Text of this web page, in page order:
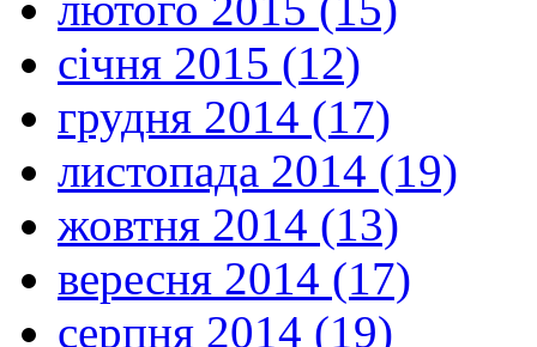
січня 2015 (12)
грудня 2014 (17)
листопада 2014 (19)
жовтня 2014 (13)
вересня 2014 (17)
серпня 2014 (19)